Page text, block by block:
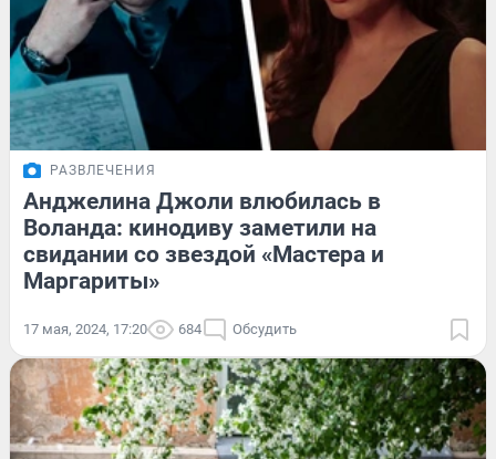
РАЗВЛЕЧЕНИЯ
Анджелина Джоли влюбилась в
Воланда: кинодиву заметили на
свидании со звездой «Мастера и
Маргариты»
17 мая, 2024, 17:20 684 Обсудить